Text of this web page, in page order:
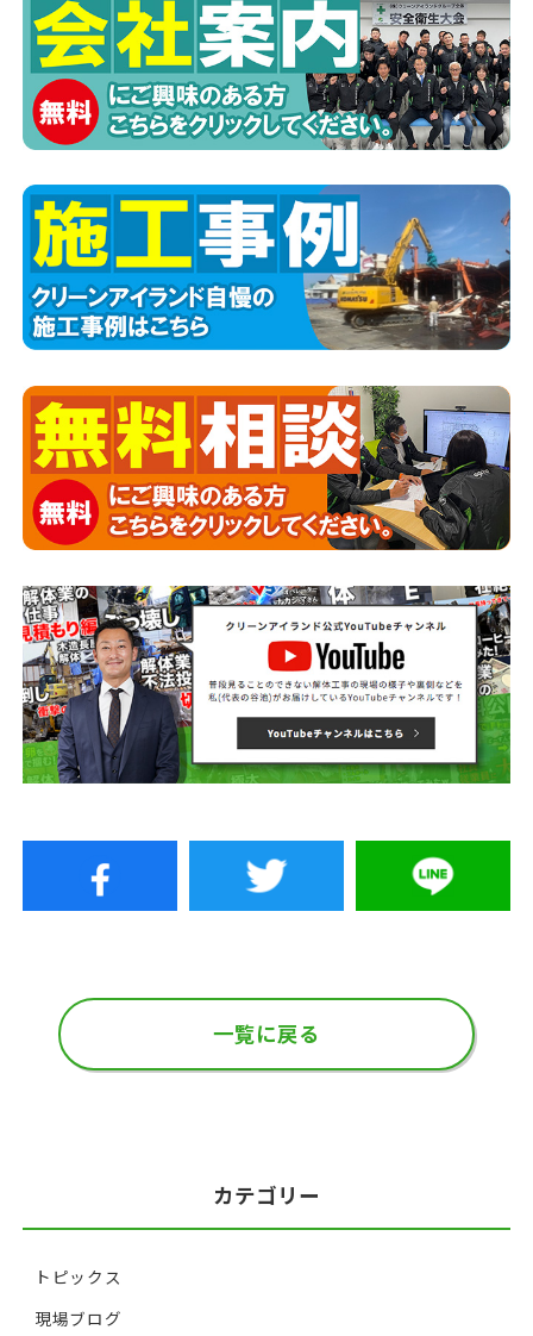
一覧に戻る
カテゴリー
トピックス
現場ブログ